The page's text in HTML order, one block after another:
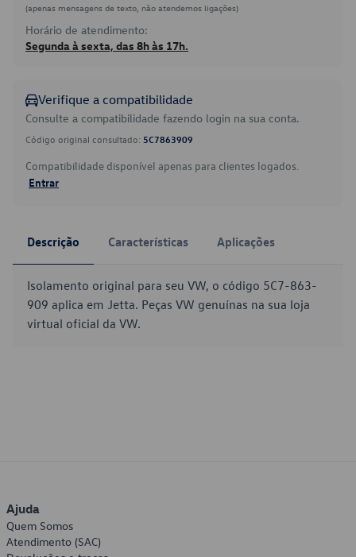
(apenas mensagens de texto, não atendemos ligações)
Horário de atendimento:
Segunda à sexta, das 8h às 17h.
Verifique a compatibilidade
Consulte a compatibilidade fazendo login na sua conta.
Código original consultado: 5C7863909
Compatibilidade disponível apenas para clientes logados.
Entrar
Descrição Características Aplicações
Isolamento original para seu VW, o código 5C7-863-
909 aplica em Jetta. Peças VW genuínas na sua loja
virtual oficial da VW.
Ajuda
Quem Somos
Atendimento (SAC)